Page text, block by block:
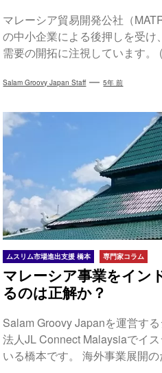
マレーシア貿易開発公社（
の中小企業による後押しを受
需要の開拓に注視しています
Salam Groovy Japan Staff 5年 前
ムスリム市場進出支援 橋本 専門家コラム
マレーシア事業をイン
るのは正解か？
Salam Groovy Japanを運営す
法人JL Connect Malaysiaでイ
いる橋本です。 海外事業展開の